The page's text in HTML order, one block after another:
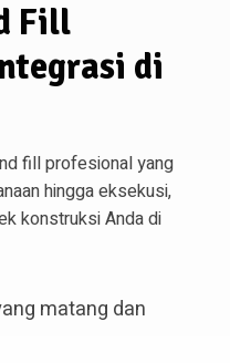
Fill
di
fill profesional yang
hingga eksekusi,
konstruksi Anda di
matang dan